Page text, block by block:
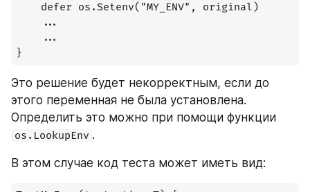
    defer os.Setenv("MY_ENV", original)
    ...
    ...
}
Это решение будет некорректным, если до
этого переменная не была установлена.
os.LookupEnv .
В этом случае код теста может иметь вид: